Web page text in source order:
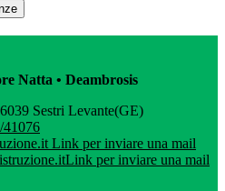
Natta • Deambrosis
Sestri Levante(GE)
41076
Link per inviare una mail
Link per inviare una mail